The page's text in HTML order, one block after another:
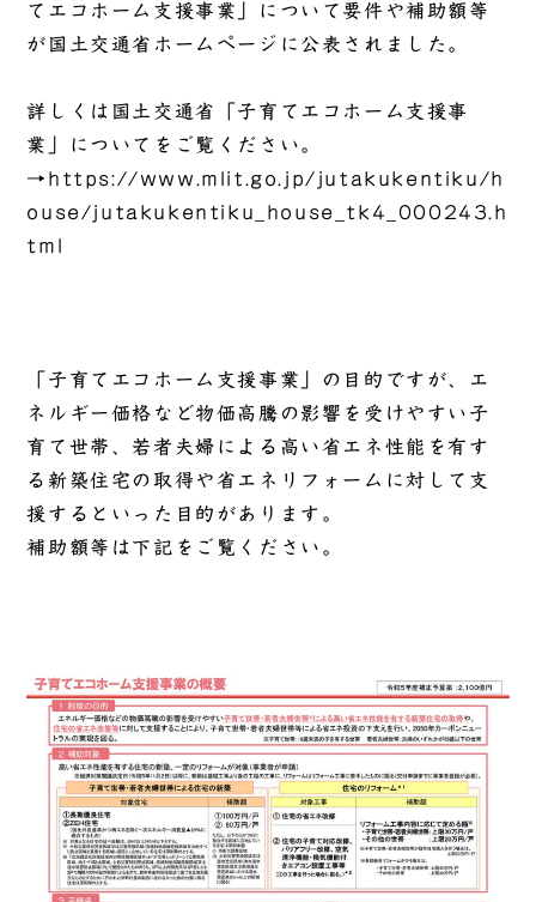
てエコホーム支援事業」について要件や補助額等
が国土交通省ホームページに公表されました。
詳しくは国土交通省「子育てエコホーム支援事
業」についてをご覧ください。
→ https://www.mlit.go.jp/jutakukentiku/h
ouse/jutakukentiku_house_tk4_000243.h
tml
「子育てエコホーム支援事業」の目的ですが、エ
ネルギー価格など物価高騰の影響を受けやすい子
育て世帯、若者夫婦による高い省エネ性能を有す
る新築住宅の取得や省エネリフォームに対して支
援するといった目的があります。
補助額等は下記をご覧ください。